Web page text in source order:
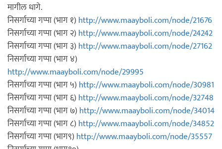
मागील धागे.
निसर्गाच्या गप्पा (भाग १)http://www.maayboli.com/node/21676
निसर्गाच्या गप्पा (भाग २)http://www.maayboli.com/node/24242
निसर्गाच्या गप्पा (भाग ३)http://www.maayboli.com/node/27162
निसर्गाच्या गप्पा (भाग ४)
http://www.maayboli.com/node/29995
निसर्गाच्या गप्पा (भाग ५)http://www.maayboli.com/node/30981
निसर्गाच्या गप्पा (भाग ६)http://www.maayboli.com/node/32748
निसर्गाच्या गप्पा (भाग ७)http://www.maayboli.com/node/34014
निसर्गाच्या गप्पा (भाग ८)http://www.maayboli.com/node/34852
निसर्गाच्या गप्पा (भाग९)http://www.maayboli.com/node/35557